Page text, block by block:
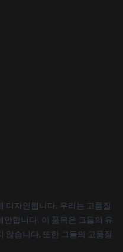
디자인됩니다. 우리는 고품질
안합니다. 이 품목은 그들의 유
않습니다, 또한 그들의 고품질